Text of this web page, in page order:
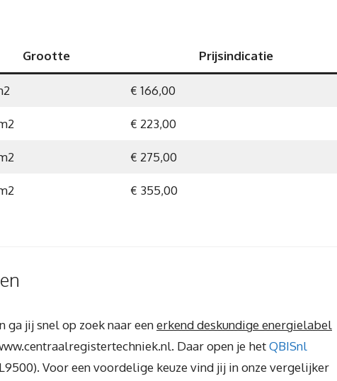
Grootte Prijsindicatie
€ 166,00
€ 223,00
€ 275,00
€ 355,00
ga jij snel op zoek naar eenerkend deskundige energielabel
Daar open je hetQBISnl
Voor een voordelige keuze vind jij in onze vergelijker